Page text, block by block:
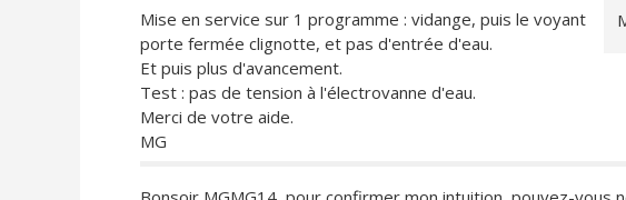
Mise en service sur 1 programme : vidange, puis le voyant
porte fermée clignotte, et pas d'entrée d'eau.
Et puis plus d'avancement.
Test : pas de tension à l'électrovanne d'eau.
Merci de votre aide.
MG